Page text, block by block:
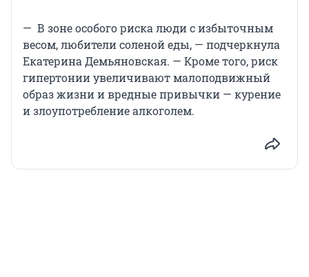
— В зоне особого риска люди с избыточным
весом, любители соленой еды, — подчеркнула
Екатерина Демьяновская. — Кроме того, риск
гипертонии увеличивают малоподвижный
образ жизни и вредные привычки — курение
и злоупотребление алкоголем.